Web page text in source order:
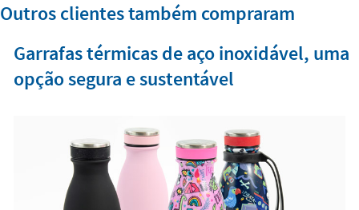
Outros clientes também compraram
Garrafas térmicas de aço inoxidável, uma
opção segura e sustentável